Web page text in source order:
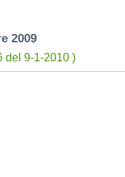
2009
del 9-1-2010 )